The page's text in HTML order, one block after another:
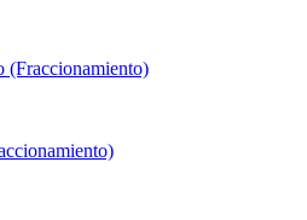
(Fraccionamiento)